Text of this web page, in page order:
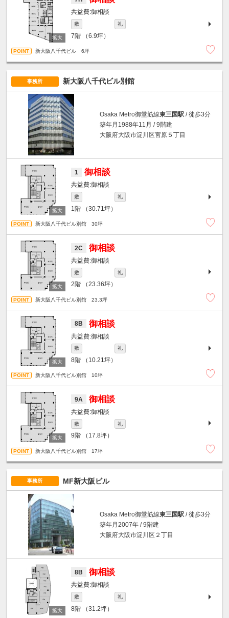
御相談
敷 礼
7階 （6.9坪）
新大阪八千代ビル 6坪
事務所 新大阪八千代ビル別館
Osaka Metro御堂筋線東三国駅 / 徒歩3分
築年月1988年11月 / 9階建
大阪府大阪市淀川区宮原５丁目
1 御相談
御相談
敷 礼
1階 （30.71坪）
新大阪八千代ビル別館 30坪
2C 御相談
御相談
敷 礼
2階 （23.36坪）
新大阪八千代ビル別館 23.3坪
8B 御相談
御相談
敷 礼
8階 （10.21坪）
新大阪八千代ビル別館 10坪
9A 御相談
御相談
敷 礼
9階 （17.8坪）
新大阪八千代ビル別館 17坪
事務所 MF新大阪ビル
Osaka Metro御堂筋線東三国駅 / 徒歩3分
築年月2007年 / 9階建
大阪府大阪市淀川区２丁目
8B 御相談
御相談
敷 礼
8階 （31.2坪）